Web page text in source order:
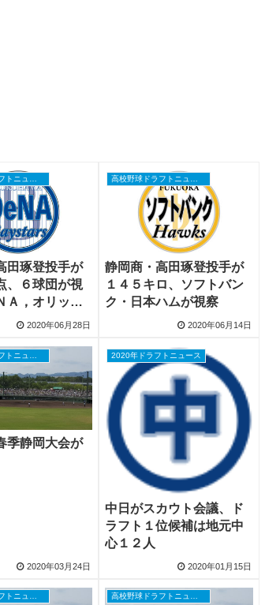
田琢登投手が
、６球団が視
Ａ，オリック
2020年06月28日
静岡商・高田琢登投手が
１４５キロ、ソフトバン
ク・日本ハムが視察
2020年06月14日
季静岡大会が
2020年03月24日
2020年ドラフトニュース
中日がスカウト会議、ド
ラフト１位候補は地元中
心１２人
2020年01月15日
高校野球ドラフトニュース 高校野球ドラフトニュース